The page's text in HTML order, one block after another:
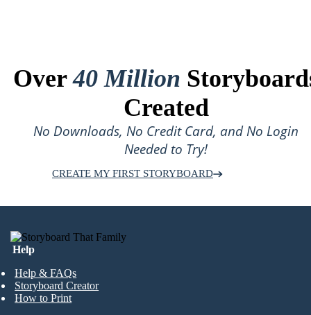
Over40 Million
Created
No Downloads, No Credit Card, and No Login
Needed to Try!
CREATE MY FIRST STORYBOARD
Help
Help & FAQs
Storyboard Creator
How to Print